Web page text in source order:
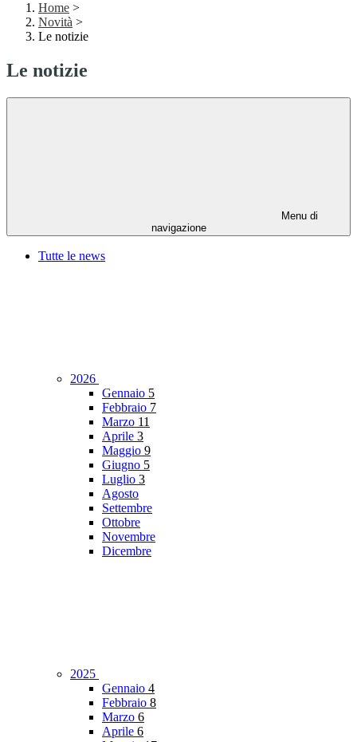
Home >
Novità >
Le notizie
Le notizie
Menu di
navigazione
Tutte le news
2026
Gennaio 5
Febbraio 7
Marzo 11
Aprile 3
Maggio 9
Giugno 5
Luglio 3
Agosto
Settembre
Ottobre
Novembre
Dicembre
2025
Gennaio 4
Febbraio 8
Marzo 6
Aprile 6